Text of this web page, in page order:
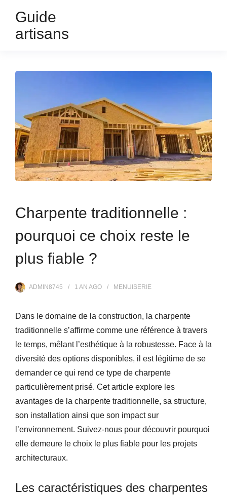
Guide
artisans
Charpente traditionnelle :
pourquoi ce choix reste le
plus fiable ?
ADMIN8745 1 AN AGO MENUISERIE
Dans le domaine de la construction, la charpente
traditionnelle s’affirme comme une référence à travers
le temps, mêlant l’esthétique à la robustesse. Face à la
diversité des options disponibles, il est légitime de se
demander ce qui rend ce type de charpente
particulièrement prisé. Cet article explore les
avantages de la charpente traditionnelle, sa structure,
son installation ainsi que son impact sur
l’environnement. Suivez-nous pour découvrir pourquoi
elle demeure le choix le plus fiable pour les projets
architecturaux.
Les caractéristiques des charpentes